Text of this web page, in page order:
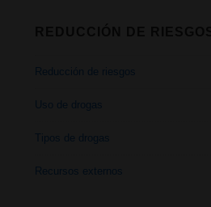
Reducción de riesgos
Uso de drogas
Tipos de drogas
Recursos externos